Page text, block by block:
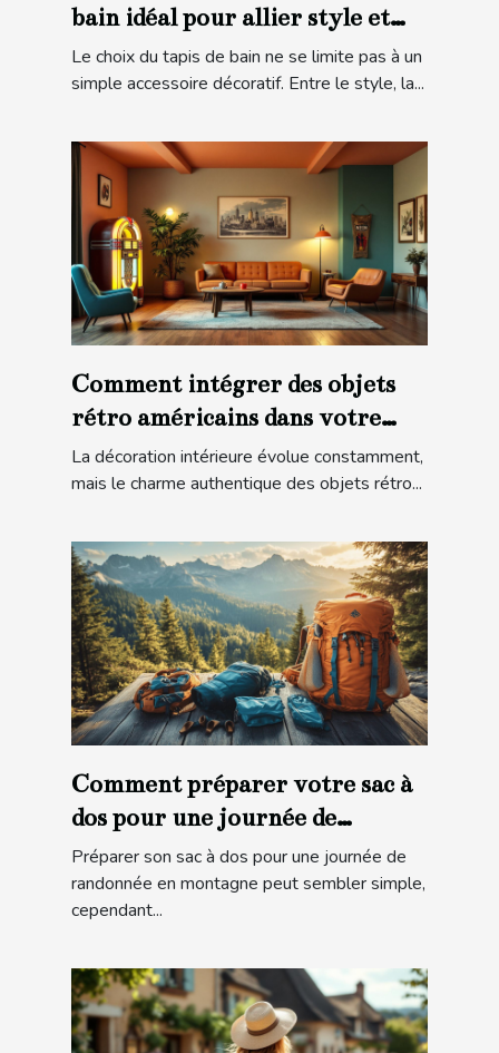
bain idéal pour allier style et
sécurité ?
Le choix du tapis de bain ne se limite pas à un
simple accessoire décoratif. Entre le style, la...
Comment intégrer des objets
rétro américains dans votre
décoration moderne ?
La décoration intérieure évolue constamment,
mais le charme authentique des objets rétro...
Comment préparer votre sac à
dos pour une journée de
randonnée en montagne ?
Préparer son sac à dos pour une journée de
randonnée en montagne peut sembler simple,
cependant...